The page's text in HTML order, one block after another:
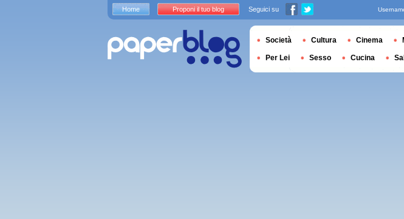
Home Proponi il tuo blog Seguici su
Società Cultura Cinema
Per Lei Sesso Cucina